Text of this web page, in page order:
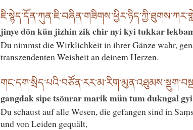
jinye dön kün jizhin zik chir nyi kyi tukkar
Du nimmst die Wirklichkeit in ihrer Gänze wahr,
transzendenten Weisheit an deinem Herzen.
gangdak sipe tsönrar marik mün tum dukngal
Du schaust auf alle Wesen, die gefangen sind in
und von Leiden gequält,